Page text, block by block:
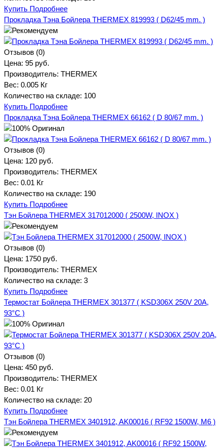
Купить Подробнее
Прокладка Тэна Бойлера THERMEX 819993 ( D62/45 mm. )
Отзывов (0)
Цена: 95 руб.
Производитель: THERMEX
Вес: 0.005 Кг
Количество на складе: 100
Купить Подробнее
Прокладка Тэна Бойлера THERMEX 66162 ( D 80/67 mm. )
Отзывов (0)
Цена: 120 руб.
Производитель: THERMEX
Вес: 0.01 Кг
Количество на складе: 190
Купить Подробнее
Тэн Бойлера THERMEX 317012000 ( 2500W, INOX )
Отзывов (0)
Цена: 1750 руб.
Производитель: THERMEX
Количество на складе: 3
Купить Подробнее
Термостат Бойлера THERMEX 301377 ( KSD306X 250V 20A,
93°С )
Отзывов (0)
Цена: 450 руб.
Производитель: THERMEX
Вес: 0.01 Кг
Количество на складе: 20
Купить Подробнее
Тэн Бойлера THERMEX 3401912, AK00016 ( RF92 1500W, M6 )